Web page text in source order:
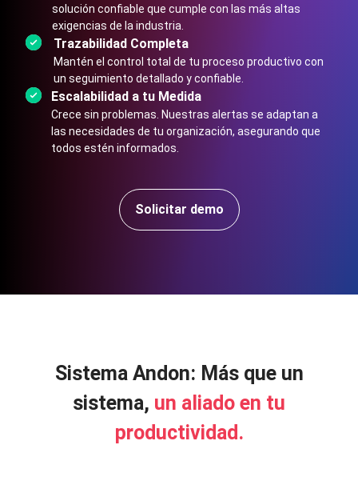
solución confiable que cumple con las más altas
exigencias de la industria.
Trazabilidad Completa
Mantén el control total de tu proceso productivo con
un seguimiento detallado y confiable.
Escalabilidad a tu Medida
Crece sin problemas. Nuestras alertas se adaptan a
las necesidades de tu organización, asegurando que
todos estén informados.
Solicitar demo
Sistema Andon: Más que un
sistema, un aliado en tu
productividad.